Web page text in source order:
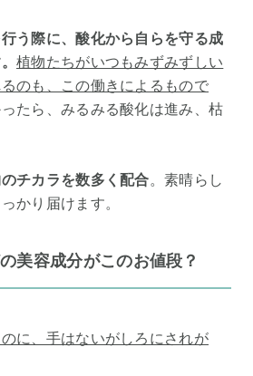
う際に、酸化から自らを守る成
植物たちがいつもみずみずしい
のも、この働きによるもので
たら、みるみる酸化は進み、枯
チカラを数多く配合。素晴らし
かり届けます。
美容成分がこのお値段？
に、手はないがしろにされが